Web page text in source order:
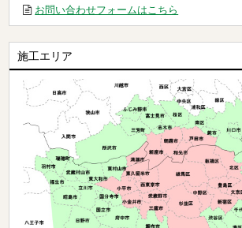
お問い合わせフォームはこちら
施工エリア